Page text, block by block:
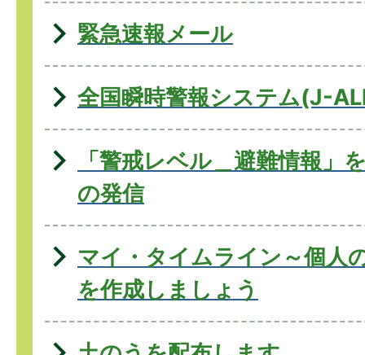
緊急速報メール
全国瞬時警報システム(J-
「警戒レベル＿避難情報」
の発信
マイ・タイムライン～個人
を作成しましょう